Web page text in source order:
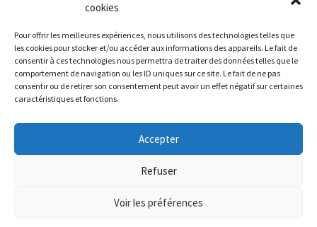
cookies
Pour offrir les meilleures expériences, nous utilisons des technologies telles que
les cookies pour stocker et/ou accéder aux informations des appareils. Le fait de
consentir à ces technologies nous permettra de traiter des données telles que le
comportement de navigation ou les ID uniques sur ce site. Le fait de ne pas
consentir ou de retirer son consentement peut avoir un effet négatif sur certaines
caractéristiques et fonctions.
Accepter
Refuser
Voir les préférences
personnes trans
PMA police propositions
prévention
santé
sida trans transphobie UE
Union européenne
vih
violences visibilité élections